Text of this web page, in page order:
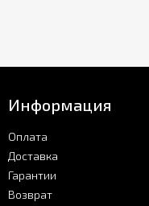
Информация
Оплата
Доставка
Гарантии
Возврат